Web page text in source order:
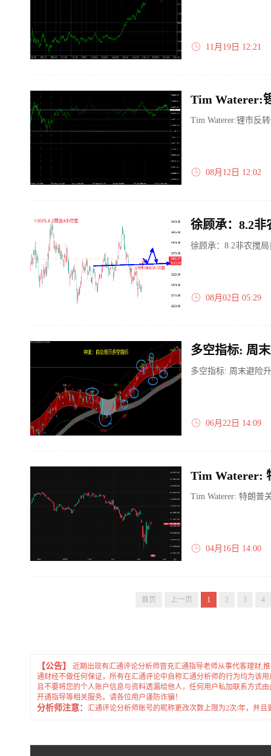
11月19日 12:21
Tim Waterer:锂市反
08月12日 12:02
徐顾承：8.2
徐顾承：8.2非农搅
08月02日 05:29
多空指标: 周末避险
06月22日 14:09
Tim Waterer:
Tim Waterer: 特朗普
04月16日 14:00
首页 上一页 1 2 3 4
【公告】
近期出现有汇通评论分析师冒充汇通指导老师从事代客理财,
通财经不做任何保证，所有在汇通评论中自称汇通分析师的行为均为该
且不要将您的个人账户信息与资料透漏给他人，任何用户私加联系方式
开通指导等相关服务。请各位用户谨防诈骗！
分析师注意： 汇通评论分析师账号的昵称更改次数上限为2次/年，并